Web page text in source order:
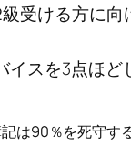
受ける方に向
スを3点ほど
は90％を死守する